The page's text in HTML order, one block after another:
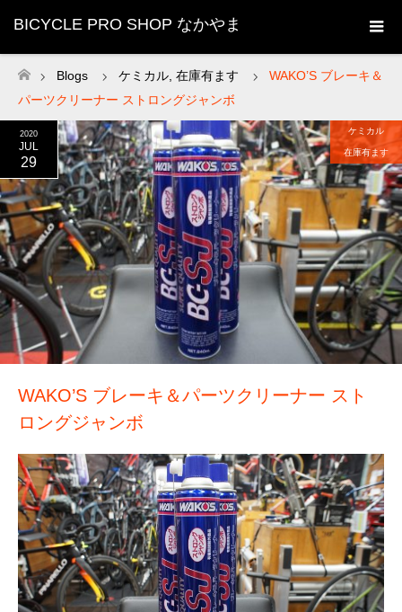
BICYCLE PRO SHOP なかやま
ホーム
Blogs ケミカル 在庫有ます
WAKO’S ブレーキ＆
パーツクリーナー ストロングジャンボ
2020
JUL
29
ケミカル
在庫有ます
WAKO’S ブレーキ＆パーツクリーナー スト
ロングジャンボ